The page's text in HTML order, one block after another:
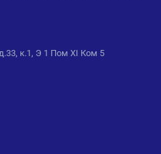
к.1, Э 1 Пом XI Ком 5